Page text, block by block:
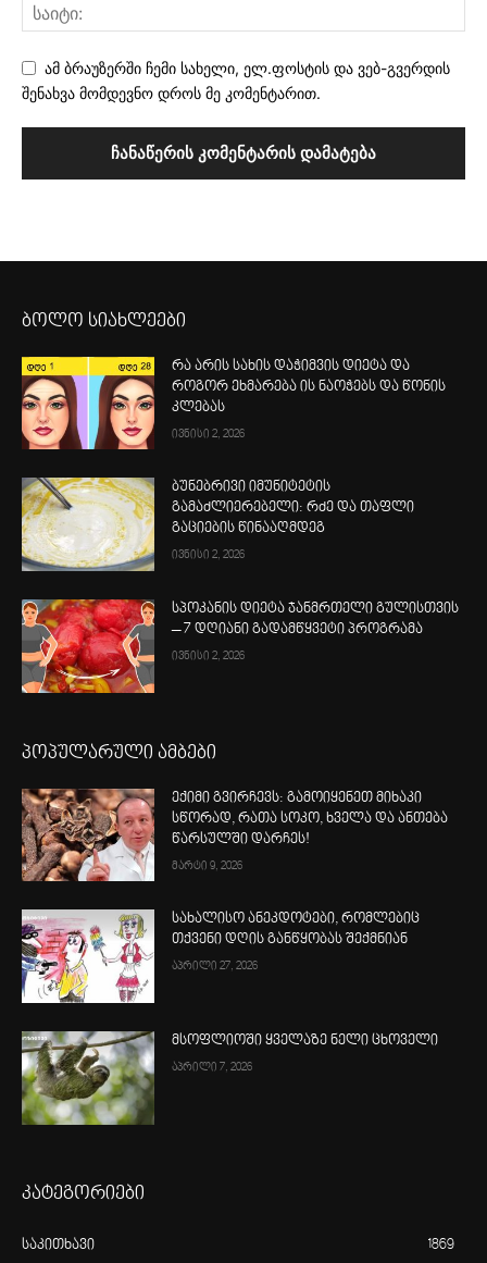
ამ ბრაუზერში ჩემი სახელი, ელ.ფოსტის და ვებ-გვერდის
შენახვა მომდევნო დროს მე კომენტარით.
ბოლო სიახლეები
რა არის სახის დაჭიმვის დიეტა და
როგორ ეხმარება ის ნაოჭებს და წონის
კლებას
ივნისი 2, 2026
ბუნებრივი იმუნიტეტის
გამაძლიერებელი: რძე და თაფლი
გაციების წინააღმდეგ
ივნისი 2, 2026
სპოკანის დიეტა ჯანმრთელი გულისთვის
– 7 დღიანი გადამწყვეტი პროგრამა
ივნისი 2, 2026
პოპულარული ამბები
ექიმი გვირჩევს: გამოიყენეთ მიხაკი
სწორად, რათა სოკო, ხველა და ანთება
წარსულში დარჩეს!
მარტი 9, 2026
სახალისო ანეკდოტები, რომლებიც
თქვენი დღის განწყობას შექმნიან
აპრილი 27, 2026
მსოფლიოში ყველაზე ნელი ცხოველი
აპრილი 7, 2026
კატეგორიები
საკითხავი 1869